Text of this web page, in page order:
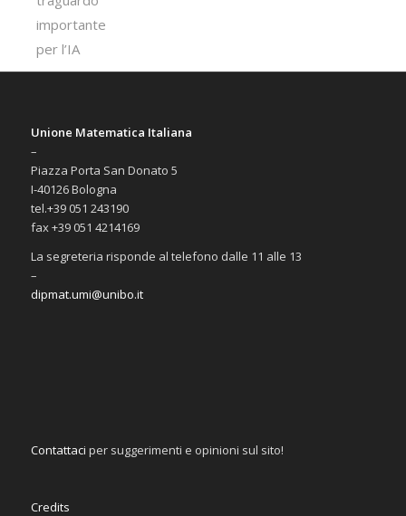
Unione Matematica Italiana
–
Piazza Porta San Donato 5
I-40126 Bologna
tel.+39 051 243190
fax +39 051 4214169
La segreteria risponde al telefono dalle 11 alle 13
–
dipmat.umi@unibo.it
Contattaci per suggerimenti e opinioni sul sito!
Credits